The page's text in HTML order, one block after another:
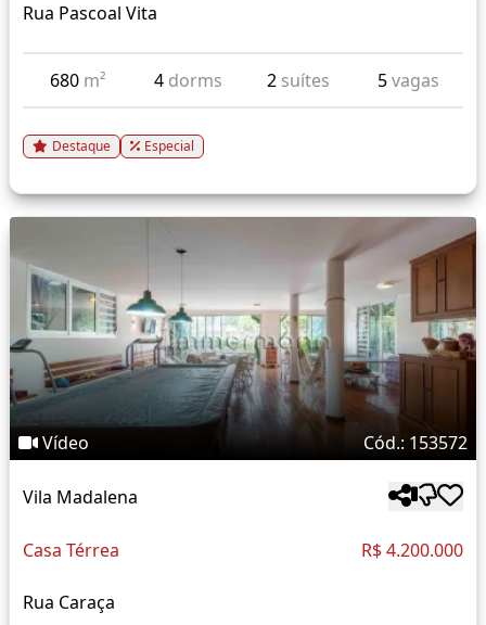
Rua Pascoal Vita
680 m² 4 dorms 2 suítes 5vagas
Destaque Especial
Vídeo Cód.: 153572
Vila Madalena
Casa Térrea R$ 4.200.000
Rua Caraça